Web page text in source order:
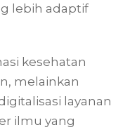
lebih adaptif
kesehatan
melainkan
layanan
ilmu yang